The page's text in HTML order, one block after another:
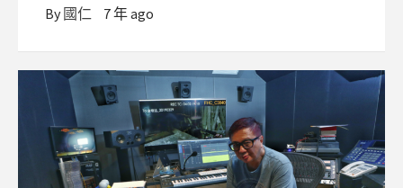
By 國仁 7 年 ago